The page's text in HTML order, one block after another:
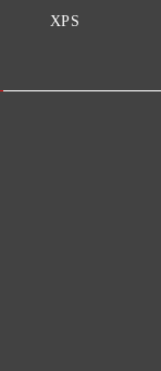
XPS